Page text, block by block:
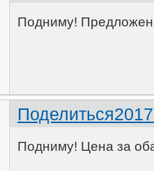
Подниму!
Поделиться
Подниму! Цена за